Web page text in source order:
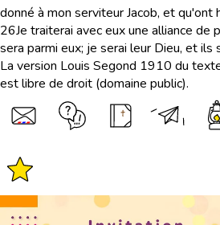
donné à mon serviteur Jacob, et
26Je traiterai avec eux une alliance de
sera parmi eux; je serai leur Dieu, et ils
La version Louis Segond 1910 du
est libre de droit (domaine public).